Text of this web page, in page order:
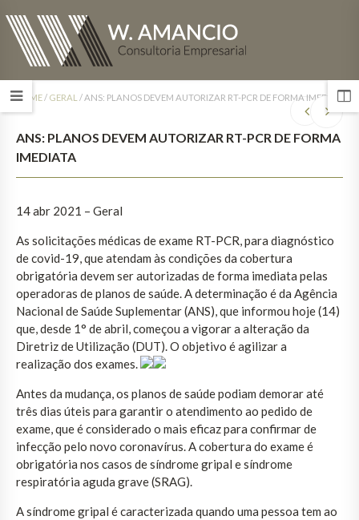
HOME/ GERAL /ANS: PLANOS DEVEM AUTORIZAR RT-PCR DE FORMA IMEDIATA
ANS: PLANOS DEVEM AUTORIZAR RT-PCR DE FORMA
IMEDIATA
14 abr 2021 – Geral
As solicitações médicas de exame RT-PCR, para diagnóstico
de covid-19, que atendam às condições da cobertura
obrigatória devem ser autorizadas de forma imediata pelas
operadoras de planos de saúde. A determinação é da Agência
Nacional de Saúde Suplementar (ANS), que informou hoje (14)
que, desde 1° de abril, começou a vigorar a alteração da
Diretriz de Utilização (DUT). O objetivo é agilizar a
realização dos exames.
Antes da mudança, os planos de saúde podiam demorar até
três dias úteis para garantir o atendimento ao pedido de
exame, que é considerado o mais eficaz para confirmar de
infecção pelo novo coronavírus. A cobertura do exame é
obrigatória nos casos de síndrome gripal e síndrome
respiratória aguda grave (SRAG).
A síndrome gripal é caracterizada quando uma pessoa tem ao